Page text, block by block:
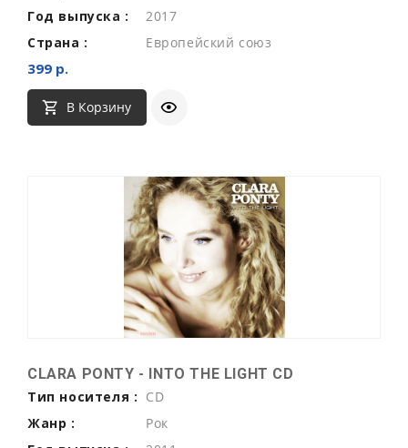
Год выпуска :
2017
Страна :
Европейский союз
399 р.
В Корзину
CLARA PONTY - INTO THE LIGHT CD
Тип носителя : CD
Жанр :
Рок